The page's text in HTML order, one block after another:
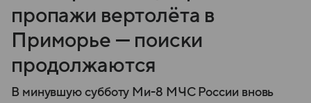
пропажи вертолёта в
Приморье — поиски
продолжаются
В минувшую субботу Ми-8 МЧС России вновь